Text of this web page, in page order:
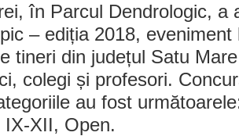
în Parcul Dendrologic, a
– ediția 2018,
tineri din județul Satu
colegi și profesori.
au fost
XII, Open.